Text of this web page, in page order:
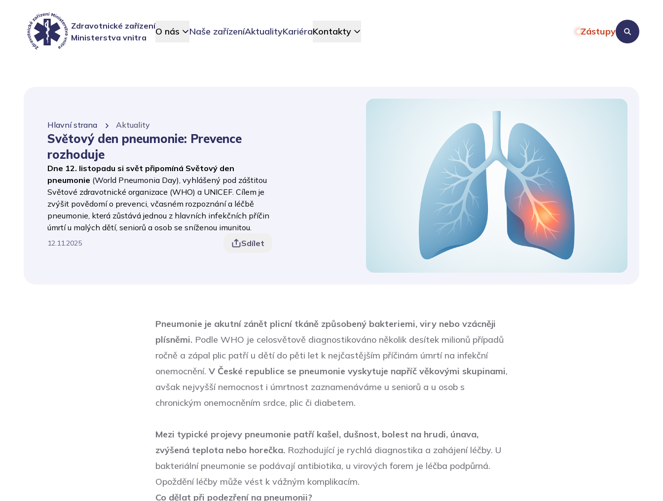
Zdravotnické zařízení
Ministerstva vnitra
O nás Naše zařízeníAktualityKariéraKontakty Zástupy
Hlavní strana Aktuality
Světový den pneumonie: Prevence
rozhoduje
Dne 12. listopadu si svět připomíná Světový den
pneumonie (World Pneumonia Day), vyhlášený pod záštitou
Světové zdravotnické organizace (WHO) a UNICEF. Cílem je
zvýšit povědomí o prevenci, včasném rozpoznání a léčbě
pneumonie, která zůstává jednou z hlavních infekčních příčin
úmrtí u malých dětí, seniorů a osob se sníženou imunitou.
12.11.2025 Sdílet
Pneumonie je akutní zánět plicní tkáně způsobený bakteriemi, viry nebo vzácněji
plísněmi. Podle WHO je celosvětově diagnostikováno několik desítek milionů případů
ročně a zápal plic patří u dětí do pěti let k nejčastějším příčinám úmrtí na infekční
onemocnění. V České republice se pneumonie vyskytuje napříč věkovými skupinami,
avšak nejvyšší nemocnost i úmrtnost zaznamenáváme u seniorů a u osob s
chronickým onemocněním srdce, plic či diabetem.
Mezi typické projevy pneumonie patří kašel, dušnost, bolest na hrudi, únava,
zvýšená teplota nebo horečka. Rozhodující je rychlá diagnostika a zahájení léčby. U
bakteriální pneumonie se podávají antibiotika, u virových forem je léčba podpůrná.
Opoždění léčby může vést k vážným komplikacím.
Co dělat při podezření na pneumonii?